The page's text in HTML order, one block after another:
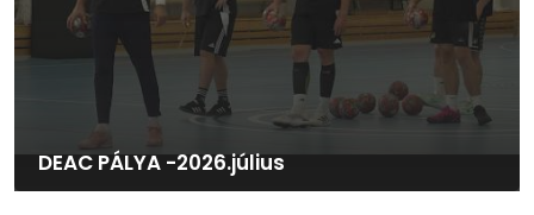
DEAC PÁLYA -2026.július